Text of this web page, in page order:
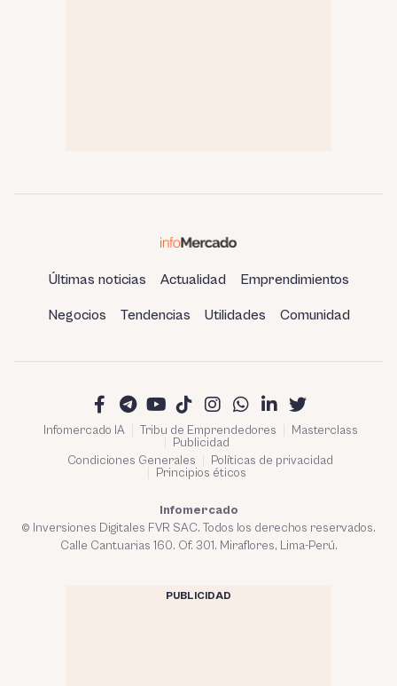
Últimas noticias Actualidad Emprendimientos
Negocios Tendencias Utilidades Comunidad
Infomercado IA Tribu de Emprendedores
Masterclass
Publicidad
Condiciones Generales
Políticas de privacidad
Principios éticos
Infomercado
© Inversiones Digitales FVR SAC. Todos los derechos reservados.
Calle Cantuarias 160. Of. 301. Miraflores, Lima-Perú.
PUBLICIDAD